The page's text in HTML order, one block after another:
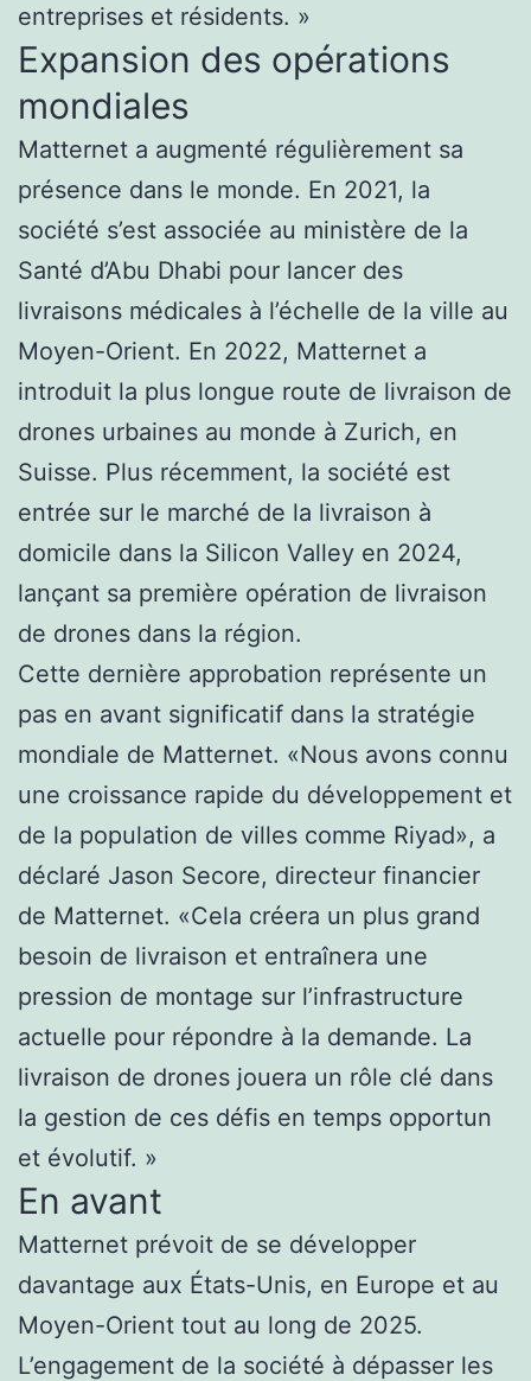
entreprises et résidents. »
Expansion des opérations
mondiales
Matternet a augmenté régulièrement sa
présence dans le monde. En 2021, la
société s’est associée au ministère de la
Santé d’Abu Dhabi pour lancer des
livraisons médicales à l’échelle de la ville au
Moyen-Orient. En 2022, Matternet a
introduit la plus longue route de livraison de
drones urbaines au monde à Zurich, en
Suisse. Plus récemment, la société est
entrée sur le marché de la livraison à
domicile dans la Silicon Valley en 2024,
lançant sa première opération de livraison
de drones dans la région.
Cette dernière approbation représente un
pas en avant significatif dans la stratégie
mondiale de Matternet. «Nous avons connu
une croissance rapide du développement et
de la population de villes comme Riyad», a
déclaré Jason Secore, directeur financier
de Matternet. «Cela créera un plus grand
besoin de livraison et entraînera une
pression de montage sur l’infrastructure
actuelle pour répondre à la demande. La
livraison de drones jouera un rôle clé dans
la gestion de ces défis en temps opportun
et évolutif. »
En avant
Matternet prévoit de se développer
davantage aux États-Unis, en Europe et au
Moyen-Orient tout au long de 2025.
L’engagement de la société à dépasser les